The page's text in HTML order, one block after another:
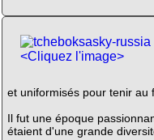
<Cliquez l'image>
et uniformisés pour tenir au
Il fut une époque
étaient d'une grande